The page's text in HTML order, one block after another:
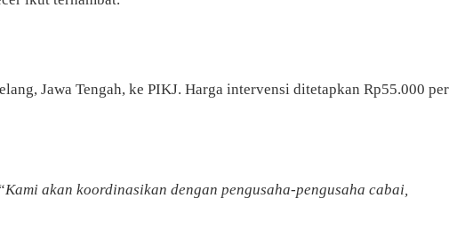
Jawa Tengah, ke PIKJ. Harga intervensi ditetapkan Rp55.000 per
Kami akan koordinasikan dengan pengusaha-pengusaha cabai,